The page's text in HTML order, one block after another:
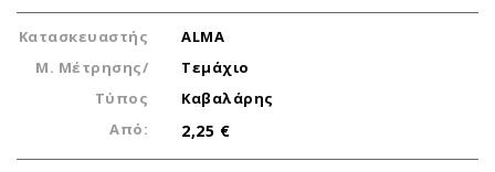
Κατασκευαστής
ALMA
Μ. Μέτρησης/
Τεμάχιο
Τύπος
Καβαλάρης
Από:
2,25 €